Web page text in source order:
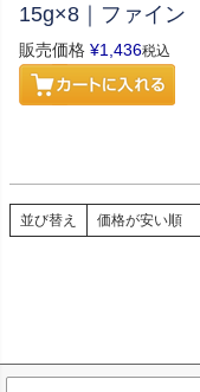
15g×8｜ファイン
販売価格 ¥1,436税込
並び替え 価格が安い順